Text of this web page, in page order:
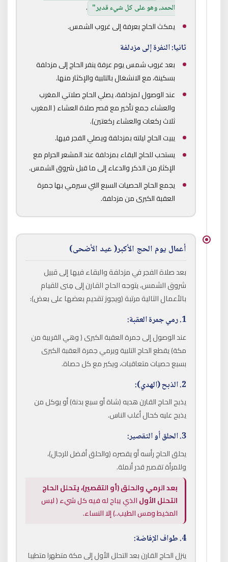
الحمد، وهو على كل شيء قدير" .
يمكث الحاج بعرفة إلى غروب الشمس.
ثانيا: النفرة إلى مزدلفة
بعد غروب شمس يوم عرفة ينفر الحاج إلى مزدلفة
بسكينة، مع الانشغال بالتلبية والإكثار منها.
عند الوصول لمزدلفة، يصلي الحاج صلاتي المغرب
والعشاء جمع تأخير مع قصر صلاة العشاء ( المغرب
ثلاث ركعات والعشاء ركعتين).
يبيت الحاج ليلته بمزدلفة ويصلي الفجر فيها.
يستحب للحاج البقاء بمزدلفة عند المشعر الحرام مع
الإكثار من الذكر والدعاء إلى ما قبل شروق الشمس.
يجمع الحاج الحصيات السبع التي سيرمي بها جمرة
العقبة الكبرى من مزدلفة.
أعمال يوم الحج الأكبر( عيد الأضحى)
بعد صلاة الفجر في مزدلفة والبقاء فيها إلى قبيل
شروق الشمس، يتوجه الحاج القارن إلى مِنى للقيام
بالأعمال التالية مرتبة (ويجوز تقديم بعضها على بعض):
1. رمي جمرة العقبة:
عند الوصول إلى جمرة العقبة الكبرى ( وهي القريبة من
مكة) يقطع الحاج التلبية ويرمي جمرة العقبة الكبرى
بسبع حصيات متعاقبات، ويكبر مع كل حصاة.
2. الذبح (الهدي):
يذبح الحاج القارن هديه (شاة أو سبع بدنة) أو يوكل من
يذبح عليه كحال أغلب الناس.
3. الحلق أو التقصير:
يحلق الحاج رأسه أو يقصره (والحلق أفضل للرجال)،
وللمرأة تقصير قدر أنملة.
بعد الرمي والحلق (أو التقصير)، يتحلل الحاج
التحلل الأولالذي يباح له فيه كل شيء ( لبس
المخيط ومس الطيب..) إلا النساء.
4. طواف الإفاضة:
ينزل الحاج القارن بعد التحلل الأول إلى مكة متطهرا متطيبا